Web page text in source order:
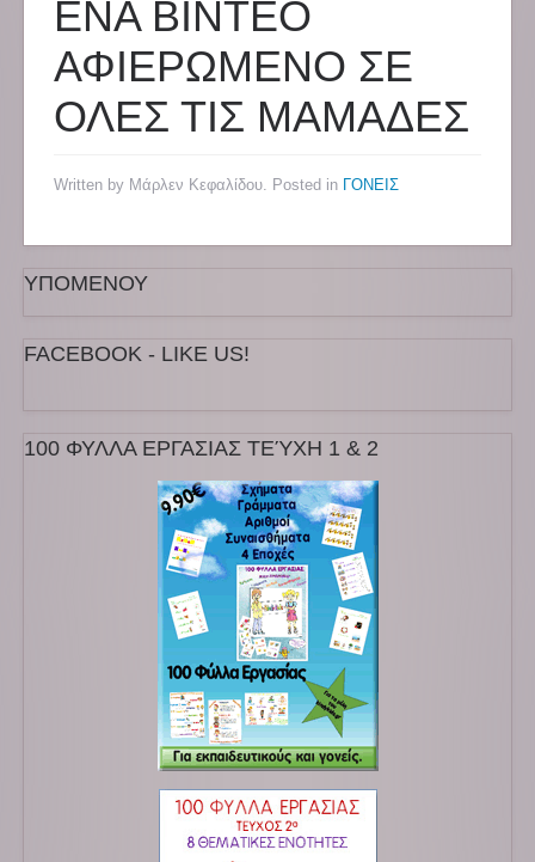
ΕΝΑ ΒΙΝΤΕΟ
ΑΦΙΕΡΩΜΕΝΟ ΣΕ
ΟΛΕΣ ΤΙΣ ΜΑΜΑΔΕΣ
Written by Μάρλεν Κεφαλίδου. Posted in ΓΟΝΕΙΣ
ΥΠΟΜΕΝΟΥ
FACEBOOK - LIKE US!
100 ΦΥΛΛΑ ΕΡΓΑΣΙΑΣ ΤΕΎΧΗ 1 & 2